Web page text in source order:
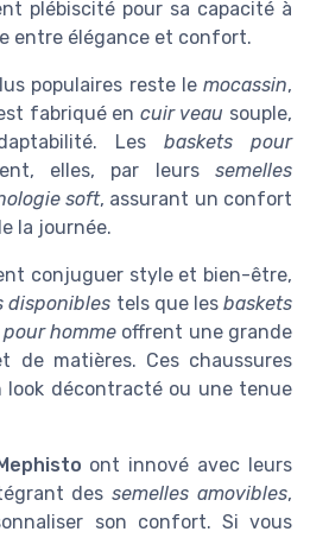
plébiscité pour sa capacité à
entre élégance et confort.
populaires reste le mocassin,
fabriqué en cuir veau souple,
Lesbaskets pour
elles, par leurs semelles
soft, assurant un confort
la journée.
conjuguer style et bien-être,
disponibles tels que lesbaskets
hommeoffrent une grande
de matières. Ces chaussures
décontracté ou une tenue
ont innové avec leurs
dessemelles amovibles,
son confort. Si vous